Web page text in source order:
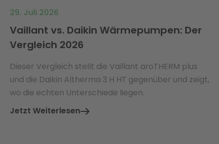
29. Juli 2026
Vaillant vs. Daikin Wärmepumpen: Der
Vergleich 2026
Dieser Vergleich stellt die Vaillant aroTHERM plus
und die Daikin Altherma 3 H HT gegenüber und zeigt,
wo die echten Unterschiede liegen.
Jetzt Weiterlesen